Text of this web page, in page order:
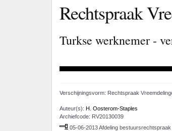
Rechtspraak
Turkse werknemer -
Verschijningsvorm: Rechtspraak
Auteur(s): H. Oosterom-Staples
Archiefcode: RV20130039
05-06-2013 Afdeling